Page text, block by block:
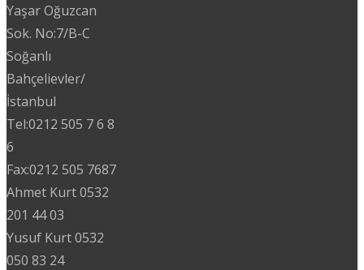
Yaşar Oğuzcan
Sok. No:7/B-C
Soğanlı
Bahçelievler/
İstanbul
Tel:0212 505 7 6 8
6
Fax:0212 505 7687
Ahmet Kurt 0532
201 44 03
Yusuf Kurt 0532
050 83 24